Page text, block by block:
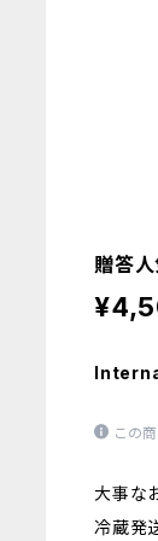
贈答人
この
大事な
冷蔵発